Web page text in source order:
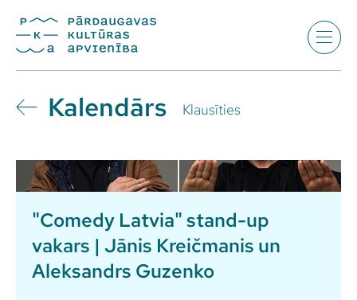
Kalendārs Klausīties
"Comedy Latvia" stand-up
vakars | Jānis Kreičmanis un
Aleksandrs Guzenko